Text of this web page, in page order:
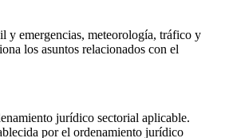
y emergencias, meteorología, tráfico y
los asuntos relacionados con el
jurídico sectorial aplicable.
por el ordenamiento jurídico